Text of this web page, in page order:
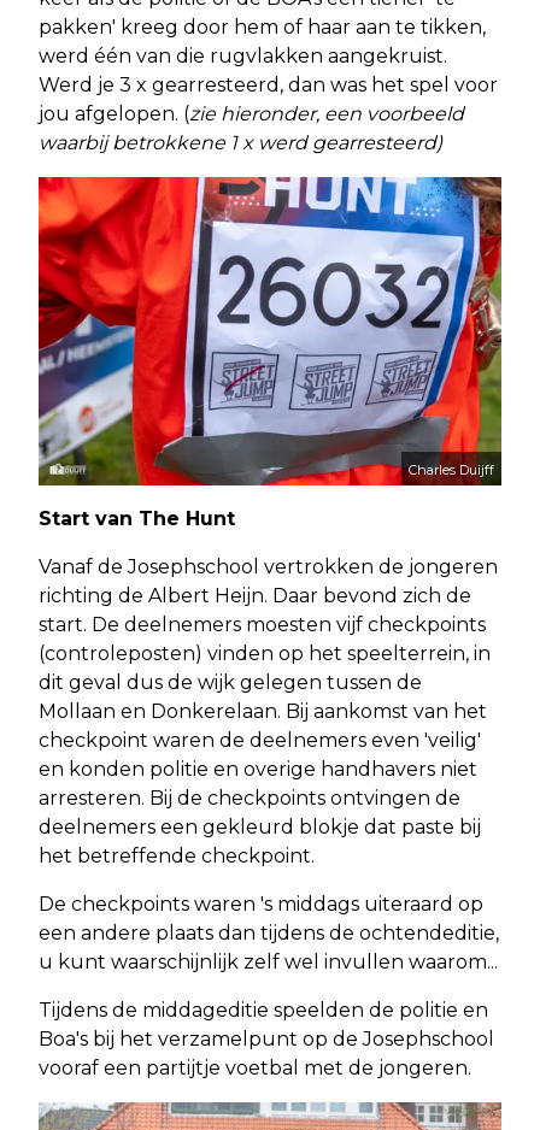
pakken' kreeg door hem of haar aan te tikken,
werd één van die rugvlakken aangekruist.
Werd je 3 x gearresteerd, dan was het spel voor
jou afgelopen. (zie hieronder, een voorbeeld
waarbij betrokkene 1 x werd gearresteerd)
Charles Duijff
Start van The Hunt
Vanaf de Josephschool vertrokken de jongeren
richting de Albert Heijn. Daar bevond zich de
start. De deelnemers moesten vijf checkpoints
(controleposten) vinden op het speelterrein, in
dit geval dus de wijk gelegen tussen de
Mollaan en Donkerelaan. Bij aankomst van het
checkpoint waren de deelnemers even 'veilig'
en konden politie en overige handhavers niet
arresteren. Bij de checkpoints ontvingen de
deelnemers een gekleurd blokje dat paste bij
het betreffende checkpoint.
De checkpoints waren 's middags uiteraard op
een andere plaats dan tijdens de ochtendeditie,
u kunt waarschijnlijk zelf wel invullen waarom...
Tijdens de middageditie speelden de politie en
Boa's bij het verzamelpunt op de Josephschool
vooraf een partijtje voetbal met de jongeren.